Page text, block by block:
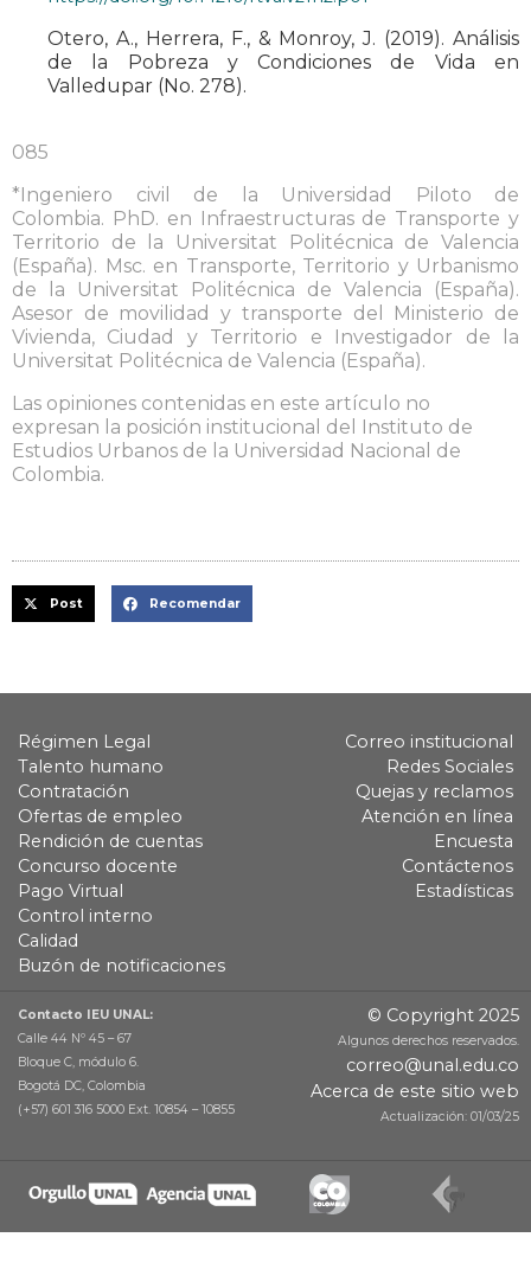
Otero, A., Herrera, F., & Monroy, J. (2019). Análisis
de la Pobreza y Condiciones de Vida en
Valledupar (No. 278).
085
*Ingeniero civil de la Universidad Piloto de
Colombia. PhD. en Infraestructuras de Transporte y
Territorio de la Universitat Politécnica de Valencia
(España). Msc. en Transporte, Territorio y Urbanismo
de la Universitat Politécnica de Valencia (España).
Asesor de movilidad y transporte del Ministerio de
Vivienda, Ciudad y Territorio e Investigador de la
Universitat Politécnica de Valencia (España).
Las opiniones contenidas en este artículo no
expresan la posición institucional del Instituto de
Estudios Urbanos de la Universidad Nacional de
Colombia.
Post Recomendar
Régimen Legal
Talento humano
Contratación
Ofertas de empleo
Rendición de cuentas
Concurso docente
Pago Virtual
Control interno
Calidad
Buzón de notificaciones
Correo institucional
Redes Sociales
Quejas y reclamos
Atención en línea
Encuesta
Contáctenos
Estadísticas
Contacto IEU UNAL:
Calle 44 Nº 45 – 67
Bloque C, módulo 6.
Bogotá DC, Colombia
(+57) 601 316 5000 Ext. 10854 – 10855
© Copyright 2025
Algunos derechos reservados.
correo@unal.edu.co
Acerca de este sitio web
Actualización: 01/03/25